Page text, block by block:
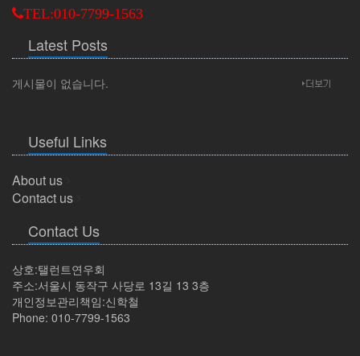
TEL:010-7799-1563
Latest Posts
게시물이 없습니다.
Useful Links
About us
Contact us
Contact Us
상호:탤런트연우회
주소:서울시 동작구 사당로 13길 13 3층
개인정보관리책임:신학철
Phone: 010-7799-1563